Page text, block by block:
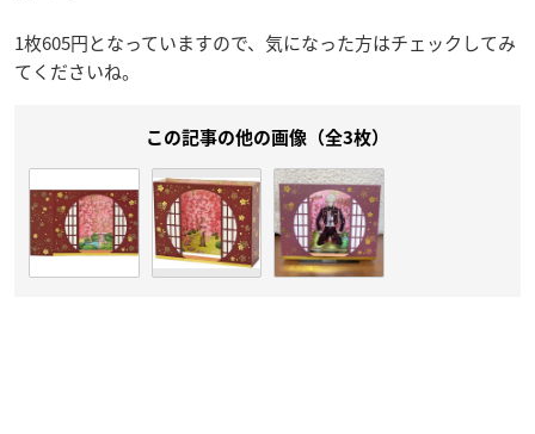
1枚605円となっていますので、気になった方はチェックしてみ
てくださいね。
この記事の他の画像（全3枚）